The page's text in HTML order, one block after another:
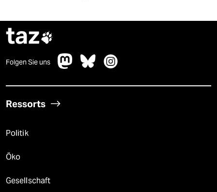
taz
Folgen Sie uns
Ressorts
Politik
Öko
Gesellschaft